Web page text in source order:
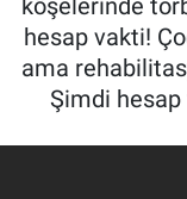
köşelerinde
hesap vakti!
ama
Şimdi